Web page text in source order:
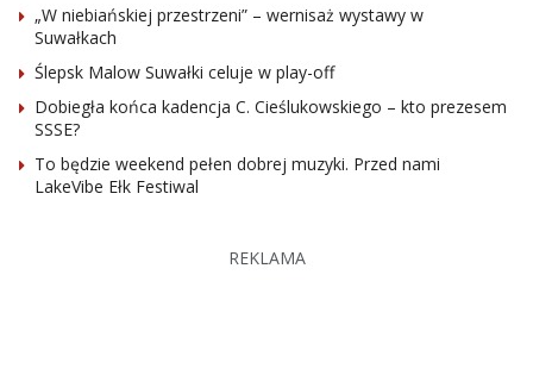
„W niebiańskiej przestrzeni” – wernisaż wystawy w
Suwałkach
Ślepsk Malow Suwałki celuje w play-off
Dobiegła końca kadencja C. Cieślukowskiego – kto prezesem
SSSE?
To będzie weekend pełen dobrej muzyki. Przed nami
LakeVibe Ełk Festiwal
REKLAMA